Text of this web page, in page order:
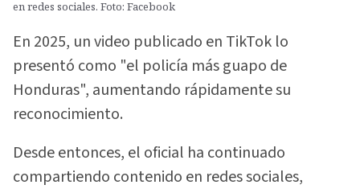
en redes sociales. Foto: Facebook
En 2025, un video publicado en TikTok lo
presentó como "el policía más guapo de
Honduras", aumentando rápidamente su
reconocimiento.
Desde entonces, el oficial ha continuado
compartiendo contenido en redes sociales,